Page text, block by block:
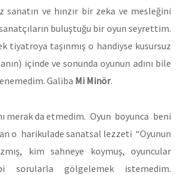
sanatın ve hınzır bir zeka ve mesleğini
buluştuğu bir oyun seyrettim.
tiyatroya taşınmış o handiyse kusursuz
içinde ve sonunda oyunun adını bile
Galiba Mi Minör.
merak da etmedim. Oyun boyunca beni
o harikulade sanatsal lezzeti “Oyunun
kim sahneye koymuş, oyuncular
sorularla gölgelemek istemedim.